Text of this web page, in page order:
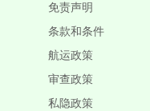
免责声明
条款和条件
航运政策
审查政策
私隐政策